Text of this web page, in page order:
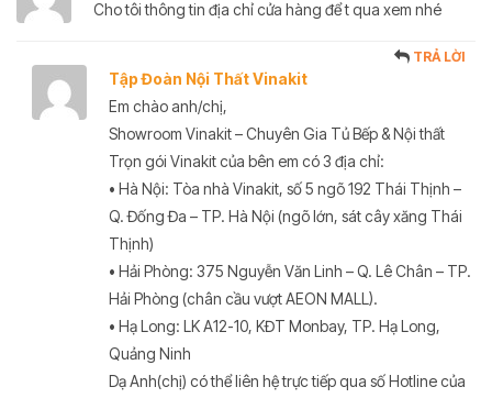
Cho tôi thông tin địa chỉ cửa hàng để t qua xem nhé
Tập Đoàn Nội Thất Vinakit
TRẢ LỜI
Em chào anh/chị,
Showroom Vinakit – Chuyên Gia Tủ Bếp & Nội thất
Trọn gói Vinakit của bên em có 3 địa chỉ:
• Hà Nội: Tòa nhà Vinakit, số 5 ngõ 192 Thái Thịnh –
Q. Đống Đa – TP. Hà Nội (ngõ lớn, sát cây xăng Thái
Thịnh)
• Hải Phòng: 375 Nguyễn Văn Linh – Q. Lê Chân – TP.
Hải Phòng (chân cầu vượt AEON MALL).
• Hạ Long: LK A12-10, KĐT Monbay, TP. Hạ Long,
Quảng Ninh
Dạ Anh(chị) có thể liên hệ trực tiếp qua số Hotline của